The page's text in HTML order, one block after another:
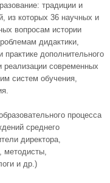
традиции и
из которых 36 научных и
вопросам истории
дидактики,
практике дополнительного
реализации современных
систем обучения,
процесса
среднего
директора,
методисты,
и др.)